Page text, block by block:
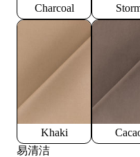
Charcoal
Khaki
易清洁